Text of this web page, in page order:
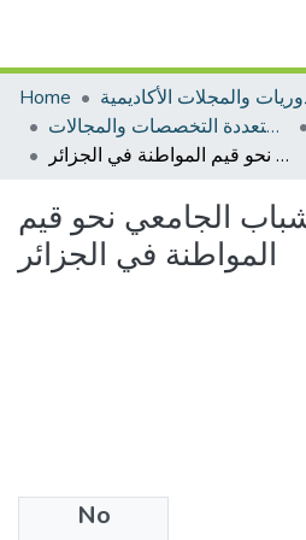
Home
والمجلات الأكاديمية
مجلات متعددة التخصصات والمجالات
تجاهات الشباب الجامعي نحو قيم المواطنة في الجزائر
الجامعي نحو قيم
المواطنة في الجزائر
No